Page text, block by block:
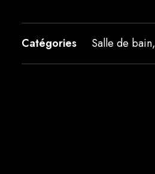
Catégories Salle de bain,